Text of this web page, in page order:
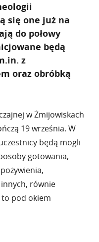
się one już na
do połowy
będą
z
oraz obróbką
w Żmijowiskach
19 września. W
będą mogli
gotowania,
równie
to pod okiem